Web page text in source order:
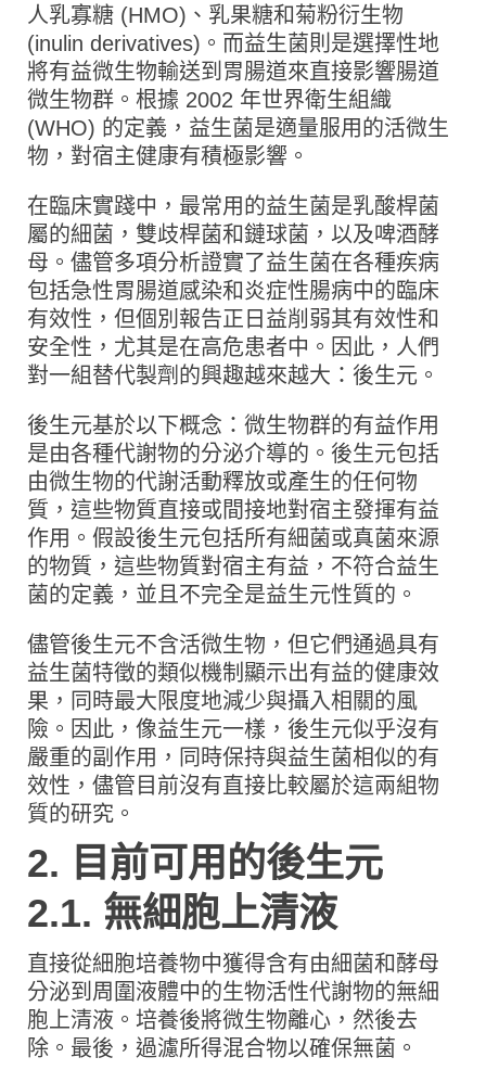
人乳寡糖 (HMO)、乳果糖和菊粉衍生物
(inulin derivatives)。而益生菌則是選擇性地
將有益微生物輸送到胃腸道來直接影響腸道
微生物群。根據 2002 年世界衛生組織
(WHO) 的定義，益生菌是適量服用的活微生
物，對宿主健康有積極影響。
在臨床實踐中，最常用的益生菌是乳酸桿菌
屬的細菌，雙歧桿菌和鏈球菌，以及啤酒酵
母。儘管多項分析證實了益生菌在各種疾病
包括急性胃腸道感染和炎症性腸病中的臨床
有效性，但個別報告正日益削弱其有效性和
安全性，尤其是在高危患者中。因此，人們
對一組替代製劑的興趣越來越大：後生元。
後生元基於以下概念：微生物群的有益作用
是由各種代謝物的分泌介導的。後生元包括
由微生物的代謝活動釋放或產生的任何物
質，這些物質直接或間接地對宿主發揮有益
作用。假設後生元包括所有細菌或真菌來源
的物質，這些物質對宿主有益，不符合益生
菌的定義，並且不完全是益生元性質的。
儘管後生元不含活微生物，但它們通過具有
益生菌特徵的類似機制顯示出有益的健康效
果，同時最大限度地減少與攝入相關的風
險。因此，像益生元一樣，後生元似乎沒有
嚴重的副作用，同時保持與益生菌相似的有
效性，儘管目前沒有直接比較屬於這兩組物
質的研究。
2. 目前可用的後生元
2.1. 無細胞上清液
直接從細胞培養物中獲得含有由細菌和酵母
分泌到周圍液體中的生物活性代謝物的無細
胞上清液。培養後將微生物離心，然後去
除。最後，過濾所得混合物以確保無菌。